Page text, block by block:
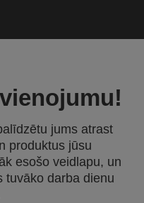
jums atrast
produktus jūsu
esošo veidlapu, un
tuvāko darba dienu